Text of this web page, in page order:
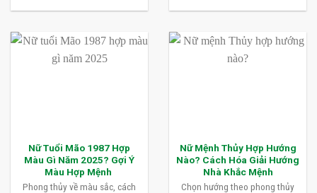
Nữ Tuổi Mão 1987 Hợp
Màu Gì Năm 2025? Gợi Ý
Màu Hợp Mệnh
Phong thủy về màu sắc, cách
Nữ Mệnh Thủy Hợp Hướng
Nào? Cách Hóa Giải Hướng
Nhà Khắc Mệnh
Chọn hướng theo phong thủy